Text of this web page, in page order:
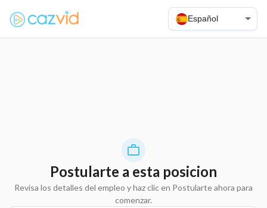
Español
Postularte a esta posicion
Revisa los detalles del empleo y haz clic en Postularte ahora para
comenzar.